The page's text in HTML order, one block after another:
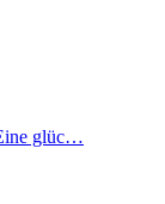
glüc…